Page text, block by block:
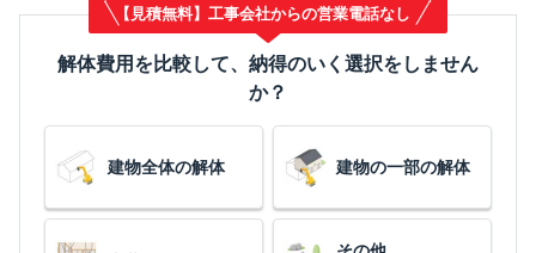
【見積無料】工事会社からの営業電話なし
解体費用を比較して、納得のいく選択をしません
か？
建物全体の解体 建物の一部の解体